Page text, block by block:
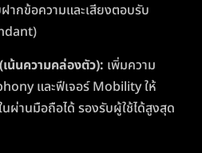
ากข้อความและเสียงตอบรับ
นความคล่องตัว): เพิ่มความ
และฟีเจอร์ Mobility ให้
ผ่านมือถือได้ รองรับผู้ใช้ได้สูงสุด